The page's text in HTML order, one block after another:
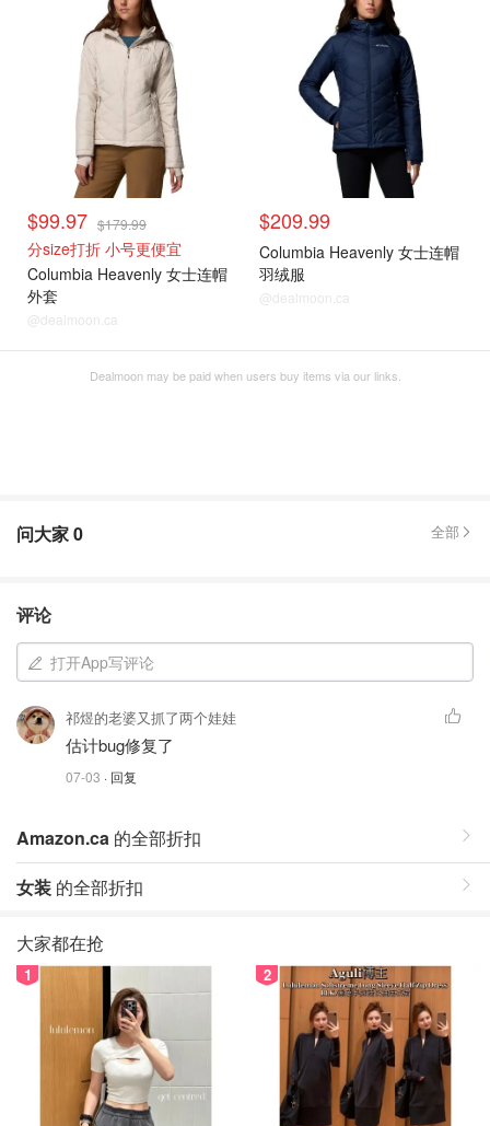
$99.97 $179.99
分size打折 小号更便宜
Columbia Heavenly 女士连帽
外套
@dealmoon.ca
$209.99
Columbia Heavenly 女士连帽
羽绒服
@dealmoon.ca
Dealmoon may be paid when users buy items via our links.
问大家0 全部
评论
打开App写评论
祁煜的老婆又抓了两个娃娃
估计bug修复了
07-03 · 回复
Amazon.ca 的全部折扣
女装 的全部折扣
大家都在抢
1 2